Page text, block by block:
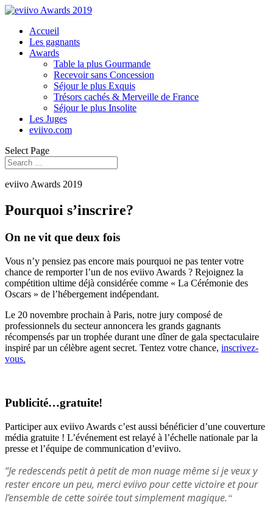
Accueil
Les gagnants
Awards
Table la plus Gourmande
Recevoir sans Concession
Séjour le plus Exquis
Trésors cachés & Merveille de France
Séjour le plus Insolite
Les Juges
eviivo.com
Select Page
eviivo Awards 2019
Pourquoi s’inscrire?
On ne vit que deux fois
Vous n’y pensiez pas encore mais pourquoi ne pas tenter votre
chance de remporter l’un de nos eviivo Awards ? Rejoignez la
compétition ultime déjà considérée comme « La Cérémonie des
Oscars » de l’hébergement indépendant.
Le 20 novembre prochain à Paris, notre jury composé de
professionnels du secteur annoncera les grands gagnants
récompensés par un trophée durant une dîner de gala spectaculaire
inspiré par un célèbre agent secret. Tentez votre chance, inscrivez-
vous.
Publicité…gratuite!
Participer aux eviivo Awards c’est aussi bénéficier d’une couverture
média gratuite ! L’événement est relayé à l’échelle nationale par la
presse et l’équipe de communication d’eviivo.
“Je redescends petit à petit de mon nuage même si je veux y
rester encore un peu, merci eviivo pour cette victoire et pour
l’ensemble de cette soirée tout simplement magique.“